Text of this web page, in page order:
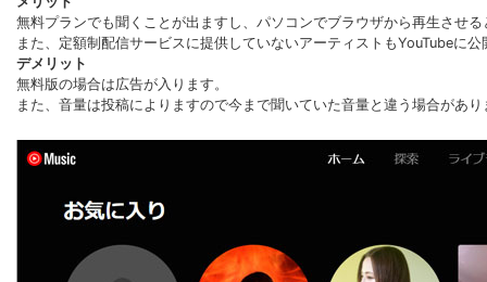
無料プランでも聞くことが出ますし、パソコンでブラウザから再生させ
また、定額制配信サービスに提供していないアーティストもYouTubeに
デメリット
無料版の場合は広告が入ります。
また、音量は投稿によりますので今まで聞いていた音量と違う場合があり